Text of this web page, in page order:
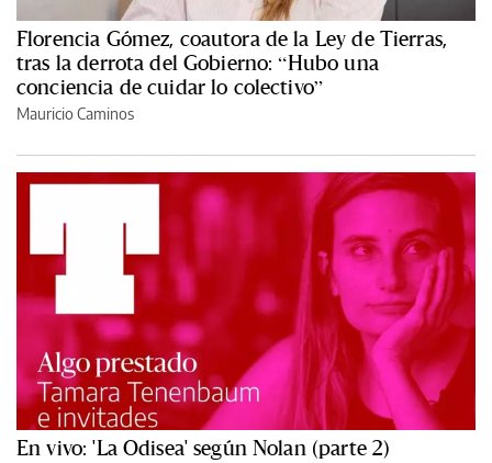
Florencia Gómez, coautora de la Ley de Tierras,
tras la derrota del Gobierno: “Hubo una
conciencia de cuidar lo colectivo”
Mauricio Caminos
En vivo: 'La Odisea' según Nolan (parte 2)